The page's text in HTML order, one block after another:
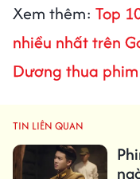
Xem thêm: Top
nhiều nhất trên
Dương thua
TIN LIÊN QUAN